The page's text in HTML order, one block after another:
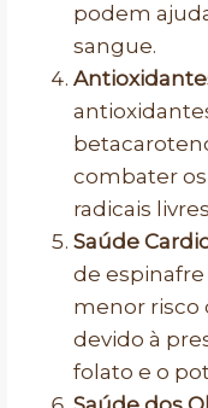
podem
sangue.
combater
radicais
Saúde
de
menor risco
devido à
folato e o